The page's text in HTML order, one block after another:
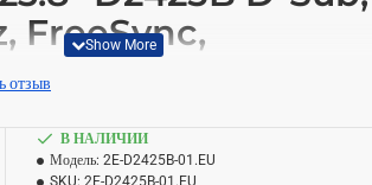
FreeSync,
HDMI, MM, IPS, 100Hz, FreeSync, -
отзыв
В НАЛИЧИИ
Модель: 2E-D2425B-01.EU
SKU: 2E-D2425B-01.EU